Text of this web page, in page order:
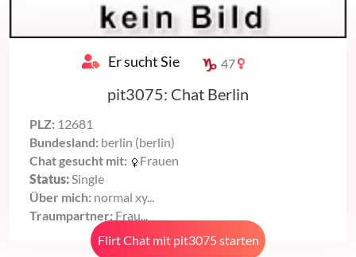
Er sucht Sie 47
pit3075: Chat Berlin
PLZ: 12681
Bundesland: berlin (berlin)
Chat gesucht mit:
Frauen
Status:Single
Über mich: normal xy...
Traumpartner: Frau...
Flirt Chat mit pit3075 starten